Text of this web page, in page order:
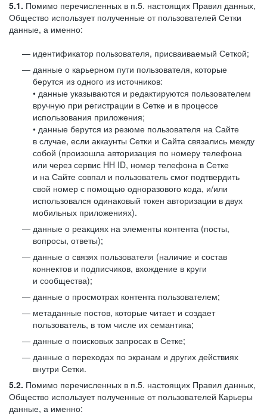
5.1. Помимо перечисленных в п.5. настоящих Правил данных,
Общество использует полученные от пользователей Сетки
данные, а именно:
идентификатор пользователя, присваиваемый Сеткой;
данные о карьерном пути пользователя, которые
берутся из одного из источников:
• данные указываются и редактируются пользователем
вручную при регистрации в Сетке и в процессе
использования приложения;
• данные берутся из резюме пользователя на Сайте
в случае, если аккаунты Сетки и Сайта связались между
собой (произошла авторизация по номеру телефона
или через сервис HH ID, номер телефона в Сетке
и на Сайте совпал и пользователь смог подтвердить
свой номер с помощью одноразового кода, и/или
использовался одинаковый токен авторизации в двух
мобильных приложениях).
данные о реакциях на элементы контента (посты,
вопросы, ответы);
данные о связях пользователя (наличие и состав
коннектов и подписчиков, вхождение в круги
и сообщества);
данные о просмотрах контента пользователем;
метаданные постов, которые читает и создает
пользователь, в том числе их семантика;
данные о поисковых запросах в Сетке;
данные о переходах по экранам и других действиях
внутри Сетки.
5.2. Помимо перечисленных в п.5. настоящих Правил данных,
Общество использует полученные от пользователей Карьеры
данные, а именно: